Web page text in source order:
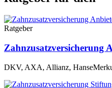
Ratgeber
Zahnzusatzversicherung
DKV, AXA, Allianz,